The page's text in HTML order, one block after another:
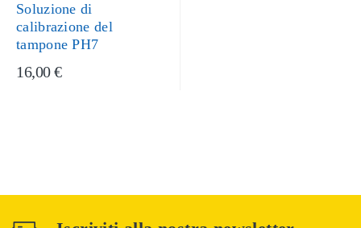
Soluzione di
calibrazione del
tampone PH7
16,00 €